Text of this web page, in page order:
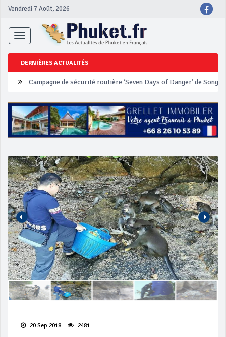
Vendredi 7 Août, 2026
Toggle
navigation
DERNIÈRES ACTUALITÉS
Un touriste français blessé en se faisant arracher son collier en
Phuket Peranakan Festival
‘Phuket Eye’ assurera la sécurité pendant Songkran
Campagne de sécurité routière ‘Seven Days of Danger’ de
20 Sep 2018 2481